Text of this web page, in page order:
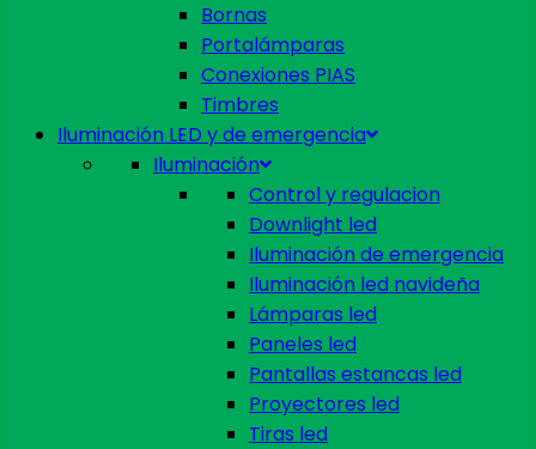
Bornas
Portalámparas
Conexiones PIAS
Timbres
Iluminación LED y de emergencia
Iluminación
Control y regulacion
Downlight led
Iluminación de emergencia
Iluminación led navideña
Lámparas led
Paneles led
Pantallas estancas led
Proyectores led
Tiras led